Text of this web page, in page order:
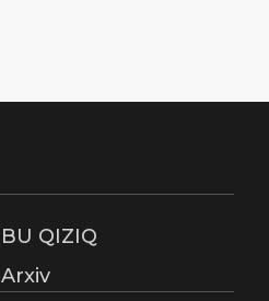
BU QIZIQ
Arxiv